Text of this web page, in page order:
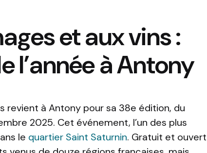
et aux vins :
l’année à Antony
revient à Antony pour sa 38e édition, du
2025. Cet événement, l’un des plus
le quartier Saint Saturnin. Gratuit et ouvert